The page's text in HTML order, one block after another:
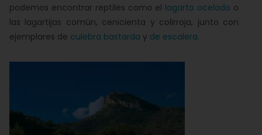
podemos encontrar reptiles como el lagarto ocelado o
las lagartijas común, cenicienta y colirroja, junto con
ejemplares de culebra bastarda y de escalera.